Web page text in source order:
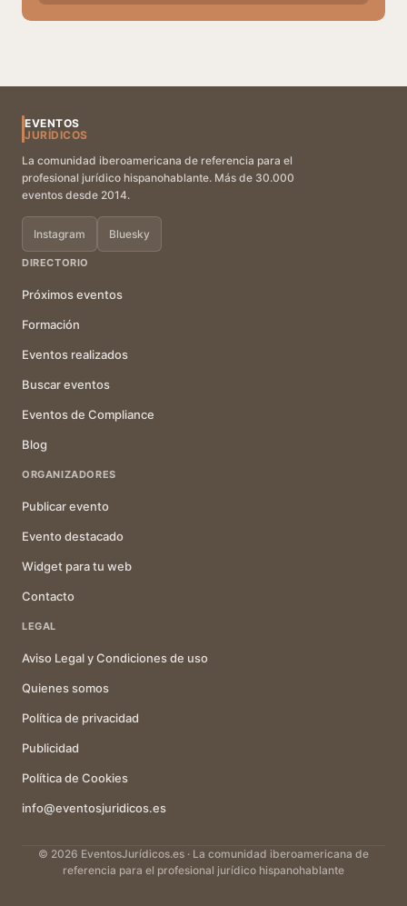
EVENTOS
JURÍDICOS
La comunidad iberoamericana de referencia para el
profesional jurídico hispanohablante. Más de 30.000
eventos desde 2014.
Instagram Bluesky
DIRECTORIO
Próximos eventos
Formación
Eventos realizados
Buscar eventos
Eventos de Compliance
Blog
ORGANIZADORES
Publicar evento
Evento destacado
Widget para tu web
Contacto
LEGAL
Aviso Legal y Condiciones de uso
Quienes somos
Política de privacidad
Publicidad
Política de Cookies
info@eventosjuridicos.es
© 2026 EventosJurídicos.es · La comunidad iberoamericana de
referencia para el profesional jurídico hispanohablante